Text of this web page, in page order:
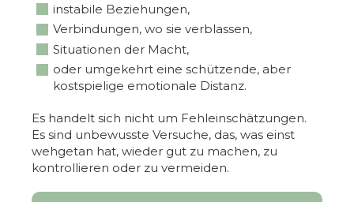
instabile Beziehungen,
Verbindungen, wo sie verblassen,
Situationen der Macht,
oder umgekehrt eine schützende, aber
kostspielige emotionale Distanz.
Es handelt sich nicht um Fehleinschätzungen.
Es sind unbewusste Versuche, das, was einst
wehgetan hat, wieder gut zu machen, zu
kontrollieren oder zu vermeiden.